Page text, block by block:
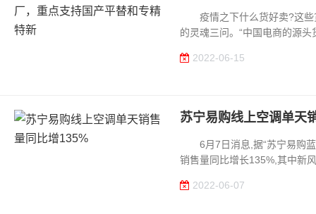
疫情之下什么货好卖?这些
的灵魂三问。“中国电商的源
2022-06-15
苏宁易购线上空调单天
6月7日消息,据“苏宁易购蓝
销售量同比增长135%,其中
2022-06-07